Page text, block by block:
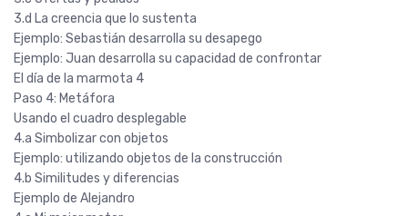
3.d La creencia que lo sustenta
Ejemplo: Sebastián desarrolla su desapego
Ejemplo: Juan desarrolla su capacidad de confrontar
El día de la marmota 4
Paso 4: Metáfora
Usando el cuadro desplegable
4.a Simbolizar con objetos
Ejemplo: utilizando objetos de la construcción
4.b Similitudes y diferencias
Ejemplo de Alejandro